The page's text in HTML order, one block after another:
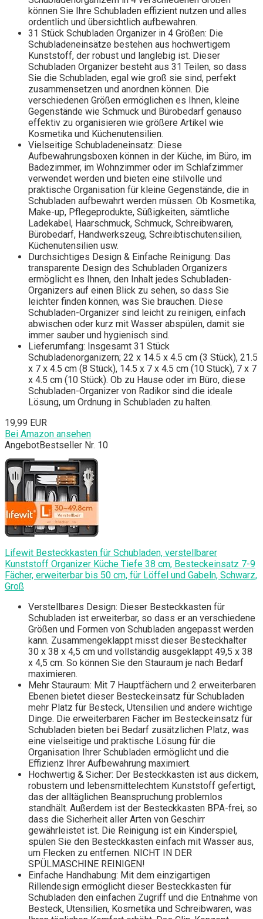
können Sie Ihre Schubladen effizient nutzen und alles
ordentlich und übersichtlich aufbewahren.
31 Stück Schubladen Organizer in 4 Größen: Die
Schubladeneinsätze bestehen aus hochwertigem
Kunststoff, der robust und langlebig ist. Dieser
Schubladen Organizer besteht aus 31 Teilen, so dass
Sie die Schubladen, egal wie groß sie sind, perfekt
zusammensetzen und anordnen können. Die
verschiedenen Größen ermöglichen es Ihnen, kleine
Gegenstände wie Schmuck und Bürobedarf genauso
effektiv zu organisieren wie größere Artikel wie
Kosmetika und Küchenutensilien.
Vielseitige Schubladeneinsatz: Diese
Aufbewahrungsboxen können in der Küche, im Büro, im
Badezimmer, im Wohnzimmer oder im Schlafzimmer
verwendet werden und bieten eine stilvolle und
praktische Organisation für kleine Gegenstände, die in
Schubladen aufbewahrt werden müssen. Ob Kosmetika,
Make-up, Pflegeprodukte, Süßigkeiten, sämtliche
Ladekabel, Haarschmuck, Schmuck, Schreibwaren,
Bürobedarf, Handwerkszeug, Schreibtischutensilien,
Küchenutensilien usw.
Durchsichtiges Design & Einfache Reinigung: Das
transparente Design des Schubladen Organizers
ermöglicht es Ihnen, den Inhalt jedes Schubladen-
Organizers auf einen Blick zu sehen, so dass Sie
leichter finden können, was Sie brauchen. Diese
Schubladen-Organizer sind leicht zu reinigen, einfach
abwischen oder kurz mit Wasser abspülen, damit sie
immer sauber und hygienisch sind.
Lieferumfang: Insgesamt 31 Stück
Schubladenorganizern; 22 x 14.5 x 4.5 cm (3 Stück), 21.5
x 7 x 4.5 cm (8 Stück), 14.5 x 7 x 4.5 cm (10 Stück), 7 x 7
x 4.5 cm (10 Stück). Ob zu Hause oder im Büro, diese
Schubladen-Organizer von Radikor sind die ideale
Lösung, um Ordnung in Schubladen zu halten.
19,99 EUR
Bei Amazon ansehen
AngebotBestseller Nr. 10
Lifewit Besteckkasten für Schubladen, verstellbarer
Kunststoff Organizer Küche Tiefe 38 cm, Besteckeinsatz 7-9
Fächer, erweiterbar bis 50 cm, für Löffel und Gabeln, Schwarz,
Groß
Verstellbares Design: Dieser Besteckkasten für
Schubladen ist erweiterbar, so dass er an verschiedene
Größen und Formen von Schubladen angepasst werden
kann. Zusammengeklappt misst dieser Besteckhalter
30 x 38 x 4,5 cm und vollständig ausgeklappt 49,5 x 38
x 4,5 cm. So können Sie den Stauraum je nach Bedarf
maximieren.
Mehr Stauraum: Mit 7 Hauptfächern und 2 erweiterbaren
Ebenen bietet dieser Besteckeinsatz für Schubladen
mehr Platz für Besteck, Utensilien und andere wichtige
Dinge. Die erweiterbaren Fächer im Besteckeinsatz für
Schubladen bieten bei Bedarf zusätzlichen Platz, was
eine vielseitige und praktische Lösung für die
Organisation Ihrer Schubladen ermöglicht und die
Effizienz Ihrer Aufbewahrung maximiert.
Hochwertig & Sicher: Der Besteckkasten ist aus dickem,
robustem und lebensmittelechtem Kunststoff gefertigt,
das der alltäglichen Beanspruchung problemlos
standhält. Außerdem ist der Besteckkasten BPA-frei, so
dass die Sicherheit aller Arten von Geschirr
gewährleistet ist. Die Reinigung ist ein Kinderspiel,
spülen Sie den Besteckkasten einfach mit Wasser aus,
um Flecken zu entfernen. NICHT IN DER
SPÜLMASCHINE REINIGEN!
Einfache Handhabung: Mit dem einzigartigen
Rillendesign ermöglicht dieser Besteckkasten für
Schubladen den einfachen Zugriff und die Entnahme von
Besteck, Utensilien, Kosmetika und Schreibwaren, was